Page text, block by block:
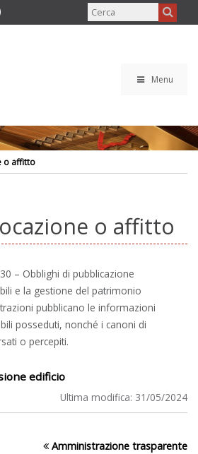
Menu
o affitto
o affitto
– Obblighi di pubblicazione
e la gestione del patrimonio
pubblicano le informazioni
posseduti, nonché i canoni di
o percepiti.
edificio
Ultima modifica: 31/05/2024
Amministrazione trasparente